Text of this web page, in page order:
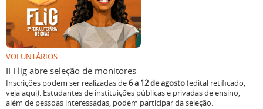
VOLUNTÁRIOS
II Flig abre seleção de monitores
Inscrições podem ser realizadas de6 a 12 de agosto(edital retificado,
veja aqui). Estudantes de instituições públicas e privadas de ensino,
além de pessoas interessadas, podem participar da seleção.